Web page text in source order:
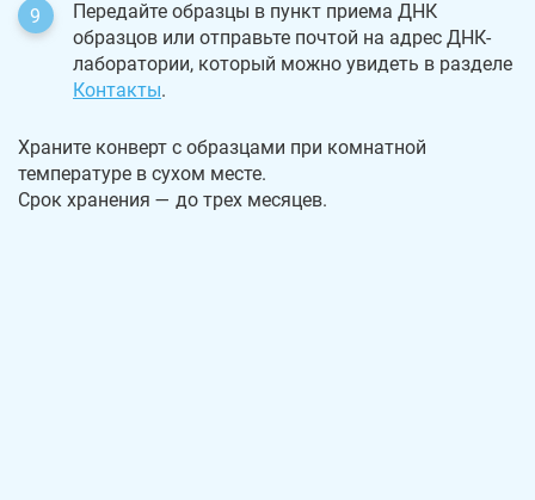
Передайте образцы в пункт приема ДНК
образцов или отправьте почтой на адрес ДНК-
лаборатории, который можно увидеть в разделе
Контакты.
Храните конверт с образцами при комнатной
температуре в сухом месте.
Срок хранения — до трех месяцев.